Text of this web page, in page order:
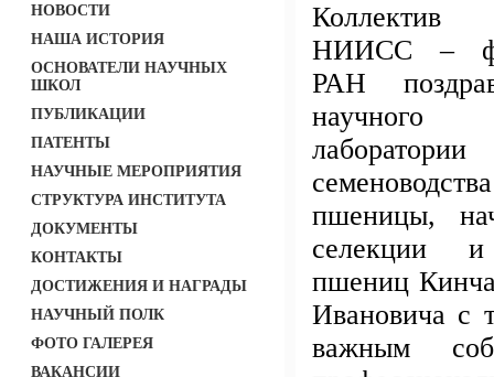
НОВОСТИ
НАША ИСТОРИЯ
ОСНОВАТЕЛИ НАУЧНЫХ
ШКОЛ
ПУБЛИКАЦИИ
ПАТЕНТЫ
НАУЧНЫЕ МЕРОПРИЯТИЯ
СТРУКТУРА ИНСТИТУТА
ДОКУМЕНТЫ
КОНТАКТЫ
ДОСТИЖЕНИЯ И НАГРАДЫ
НАУЧНЫЙ ПОЛК
ФОТО ГАЛЕРЕЯ
ВАКАНСИИ
НИИСС –
РАН
научного
пшеницы,
селекции и
пшениц
Ивановича с
важным